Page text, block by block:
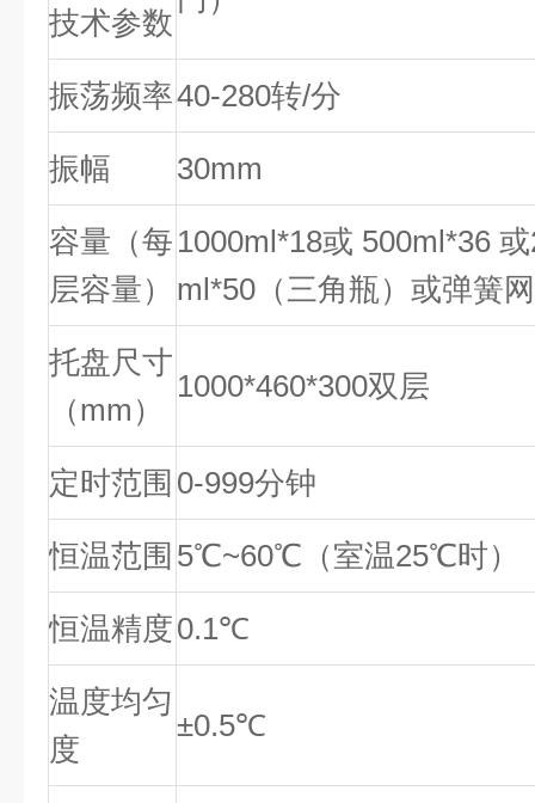
技术参数
振荡频率40-280转/分
振幅 30mm
容量（每
层容量）
1000ml*18或 500ml*36
ml*50（三角瓶）或弹簧
托盘尺寸
（mm）
1000*460*300双层
定时范围 0-999分钟
恒温范围 5℃~60℃（室温25℃时）
恒温精度0.1℃
温度均匀
度
±0.5℃